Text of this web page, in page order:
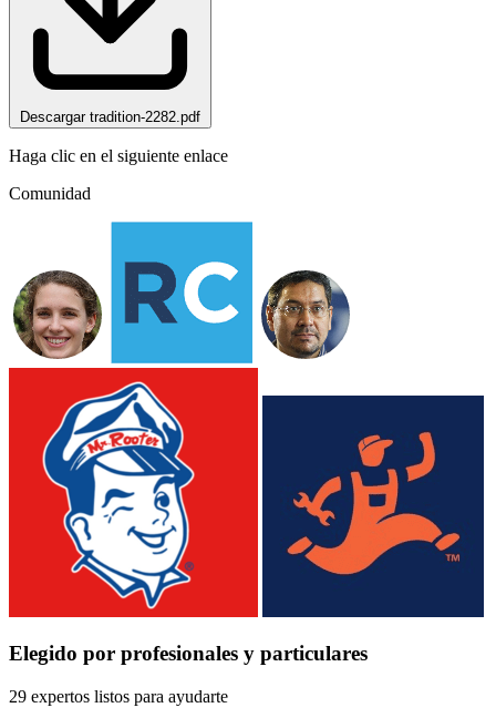
Descargar tradition-2282.pdf
Haga clic en el siguiente enlace
Comunidad
Elegido por profesionales y particulares
29 expertos listos para ayudarte